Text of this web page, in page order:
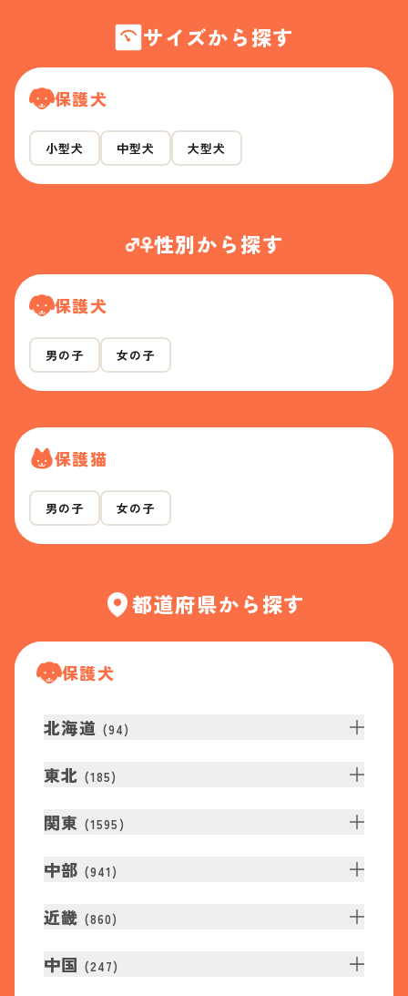
サイズから探す
保護犬
小型犬 中型犬 大型犬
性別から探す
保護犬
男の子 女の子
保護猫
男の子 女の子
都道府県から探す
保護犬
北海道 (94)
東北 (185)
関東 (1595 )
中部 (941 )
近畿 (860)
中国 (247)